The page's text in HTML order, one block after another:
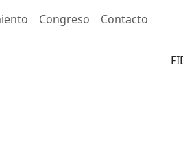
Congreso Contacto